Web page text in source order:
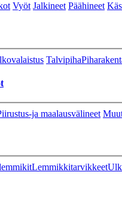
Vyöt Jalkineet Päähineet
Talvipiha
ja maalausvälineet
Lemmikkitarvikkeet